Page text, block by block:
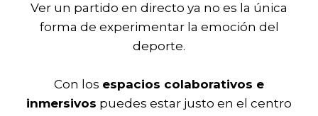
Ver un partido en directo ya no es la única
forma de experimentar la emoción del
deporte.
Con los espacios colaborativos e
inmersivos puedes estar justo en el centro